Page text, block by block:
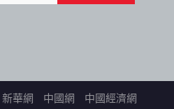
新華網 中國網 中國經濟網